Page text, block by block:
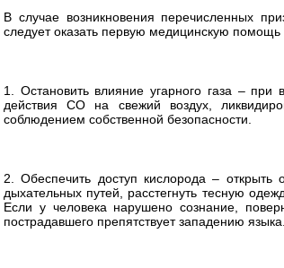
В случае возникновения перечисленных
следует оказать первую медицинскую помощь
1. Остановить влияние угарного газа – при
действия CO на свежий воздух,
соблюдением собственной безопасности.
2. Обеспечить доступ кислорода – открыть
дыхательных путей, расстегнуть тесную
Если у человека нарушено сознание,
пострадавшего препятствует западению языка.